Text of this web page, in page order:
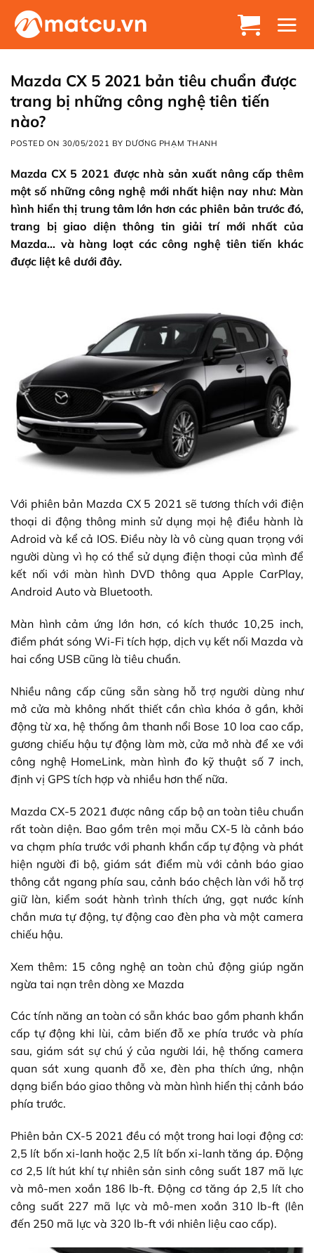
Chuyển
đến
Mazda CX 5 2021 bản tiêu chuẩn được
trang bị những công nghệ tiên tiến
nào?
POSTED ON 30/05/2021 BY DƯƠNG PHẠM THANH
Mazda CX 5 2021 được nhà sản xuất nâng cấp thêm
một số những công nghệ mới nhất hiện nay như: Màn
hình hiển thị trung tâm lớn hơn các phiên bản trước đó,
trang bị giao diện thông tin giải trí mới nhất của
Mazda… và hàng loạt các công nghệ tiên tiến khác
được liệt kê dưới đây.
Với phiên bản Mazda CX 5 2021 sẽ tương thích với điện
thoại di động thông minh sử dụng mọi hệ điều hành là
Adroid và kể cả IOS. Điều này là vô cùng quan trọng với
người dùng vì họ có thể sử dụng điện thoại của mình để
kết nối với màn hình DVD thông qua Apple CarPlay,
Android Auto và Bluetooth.
Màn hình cảm ứng lớn hơn, có kích thước 10,25 inch,
điểm phát sóng Wi-Fi tích hợp, dịch vụ kết nối Mazda và
hai cổng USB cũng là tiêu chuẩn.
Nhiều nâng cấp cũng sẵn sàng hỗ trợ người dùng như
mở cửa mà không nhất thiết cần chìa khóa ở gần, khởi
động từ xa, hệ thống âm thanh nổi Bose 10 loa cao cấp,
gương chiếu hậu tự động làm mờ, cửa mở nhà để xe với
công nghệ HomeLink, màn hình đo kỹ thuật số 7 inch,
định vị GPS tích hợp và nhiều hơn thế nữa.
Mazda CX-5 2021 được nâng cấp bộ an toàn tiêu chuẩn
rất toàn diện. Bao gồm trên mọi mẫu CX-5 là cảnh báo
va chạm phía trước với phanh khẩn cấp tự động và phát
hiện người đi bộ, giám sát điểm mù với cảnh báo giao
thông cắt ngang phía sau, cảnh báo chệch làn với hỗ trợ
giữ làn, kiểm soát hành trình thích ứng, gạt nước kính
chắn mưa tự động, tự động cao đèn pha và một camera
chiếu hậu.
Xem thêm: 15 công nghệ an toàn chủ động giúp ngăn
ngừa tai nạn trên dòng xe Mazda
Các tính năng an toàn có sẵn khác bao gồm phanh khẩn
cấp tự động khi lùi, cảm biến đỗ xe phía trước và phía
sau, giám sát sự chú ý của người lái, hệ thống camera
quan sát xung quanh đỗ xe, đèn pha thích ứng, nhận
dạng biển báo giao thông và màn hình hiển thị cảnh báo
phía trước.
Phiên bản CX-5 2021 đều có một trong hai loại động cơ:
2,5 lít bốn xi-lanh hoặc 2,5 lít bốn xi-lanh tăng áp. Động
cơ 2,5 lít hút khí tự nhiên sản sinh công suất 187 mã lực
và mô-men xoắn 186 lb-ft. Động cơ tăng áp 2,5 lít cho
công suất 227 mã lực và mô-men xoắn 310 lb-ft (lên
đến 250 mã lực và 320 lb-ft với nhiên liệu cao cấp).